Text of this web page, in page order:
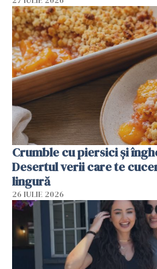
Crumble cu piersici și
Desertul verii care te
lingură
26 IULIE 2026